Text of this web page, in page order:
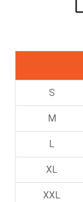
S
M
L
XL
XXL